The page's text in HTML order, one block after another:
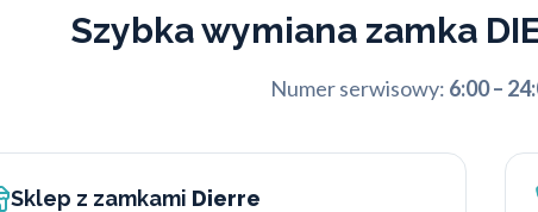
Szybka wymiana zamka
Numer serwisowy: 6:00 –
Sklep z zamkami Dierre